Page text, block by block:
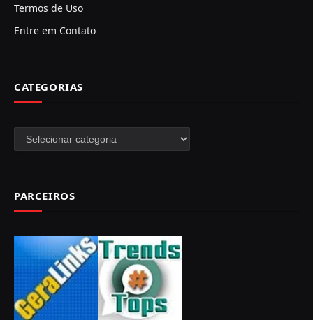
Termos de Uso
Entre em Contato
CATEGORIAS
Categorias
PARCEIROS